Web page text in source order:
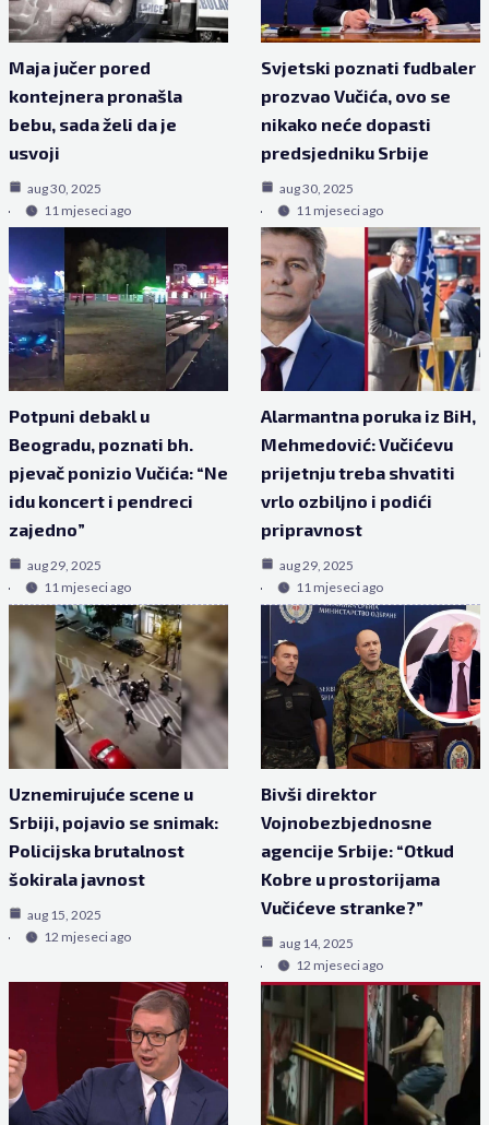
Maja jučer pored
kontejnera pronašla
bebu, sada želi da je
usvoji
aug 30, 2025
11 mjeseci ago
Svjetski poznati fudbaler
prozvao Vučića, ovo se
nikako neće dopasti
predsjedniku Srbije
aug 30, 2025
11 mjeseci ago
Potpuni debakl u
Beogradu, poznati bh.
pjevač ponizio Vučića: “Ne
idu koncert i pendreci
zajedno”
aug 29, 2025
11 mjeseci ago
Alarmantna poruka iz BiH,
Mehmedović: Vučićevu
prijetnju treba shvatiti
vrlo ozbiljno i podići
pripravnost
aug 29, 2025
11 mjeseci ago
Uznemirujuće scene u
Srbiji, pojavio se snimak:
Policijska brutalnost
šokirala javnost
aug 15, 2025
12 mjeseci ago
Bivši direktor
Vojnobezbjednosne
agencije Srbije: “Otkud
Kobre u prostorijama
Vučićeve stranke?”
aug 14, 2025
12 mjeseci ago